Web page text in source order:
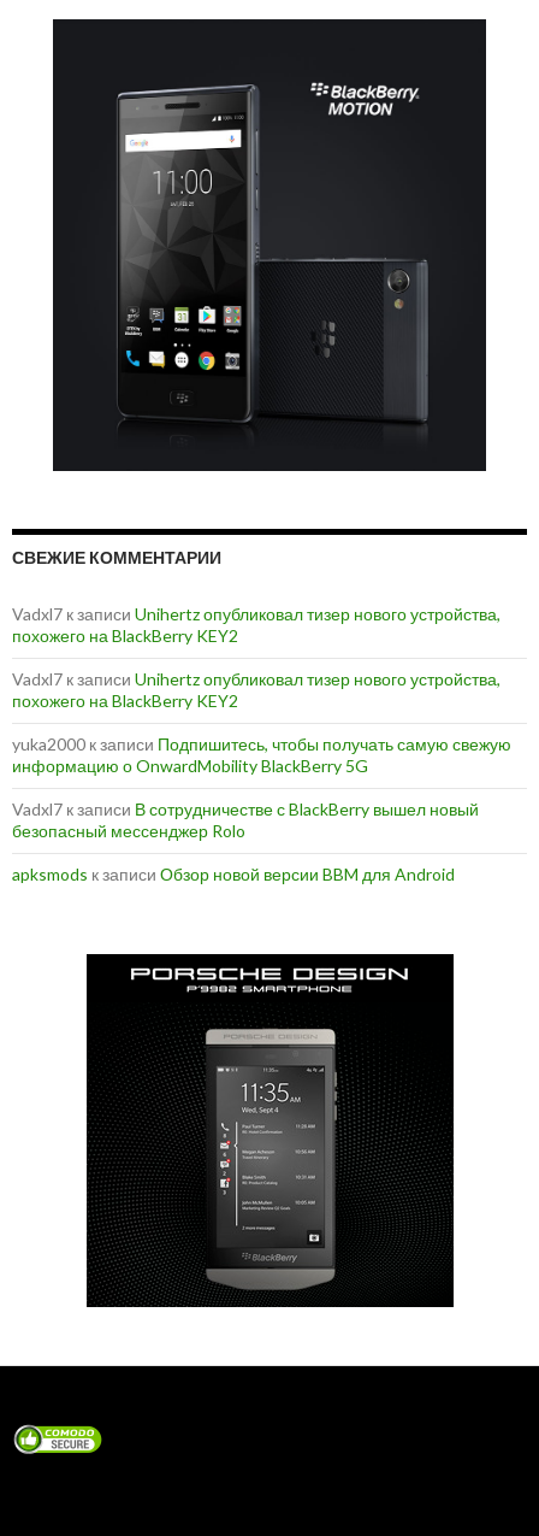
СВЕЖИЕ КОММЕНТАРИИ
Vadxl7 к записи Unihertz опубликовал тизер нового устройства,
похожего на BlackBerry KEY2
Vadxl7 к записи Unihertz опубликовал тизер нового устройства,
похожего на BlackBerry KEY2
yuka2000 к записи Подпишитесь, чтобы получать самую свежую
информацию о OnwardMobility BlackBerry 5G
Vadxl7 к записи В сотрудничестве с BlackBerry вышел новый
безопасный мессенджер Rolo
apksmods к записи Обзор новой версии BBM для Android